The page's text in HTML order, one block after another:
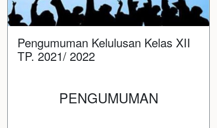
Pengumuman Kelulusan Kelas XII
TP. 2021/ 2022
PENGUMUMAN